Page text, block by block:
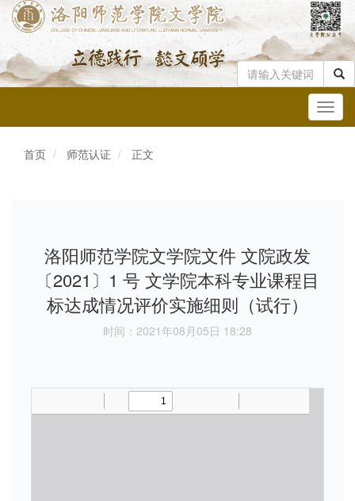
首页
师范认证 正文
洛阳师范学院文学院文件 文院政发
〔2021〕1 号 文学院本科专业课程目
标达成情况评价实施细则（试行）
时间：2021年08月05日 18:28